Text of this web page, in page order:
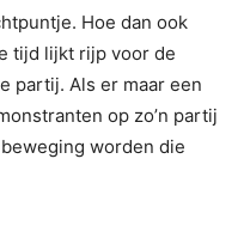
Hoe dan ook
tijd lijkt rijp voor de
partij. Als er maar een
op zo’n partij
worden die